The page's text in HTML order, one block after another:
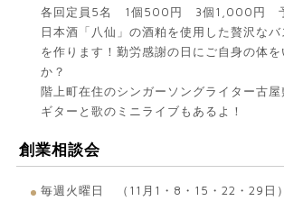
各回定員5名 1個500円 3個1,000円
日本酒「八仙」の酒粕を使用した贅沢なバ
を作ります！勤労感謝の日にご自身の体
か？
階上町在住のシンガーソングライター古
ギターと歌のミニライブもあるよ！
創業相談会
毎週火曜日 （11月1・8・15・22・29